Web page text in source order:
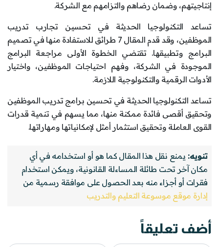
إنتاجيتهم، وضمان رضاهم والتزامهم مع الشركة.
تساعد التكنولوجيا الحديثة في تحسين تجارب تدريب
الموظفين، وقد قدم المقال 7 طرائق للاستفادة منها في تصميم
البرامج وتطبيقها. تقتضي الخطوة الأولى مراجعة البرامج
الموجودة في الشركة، وفهم احتياجات الموظفين، واختيار
الأدوات الرقمية والتكنولوجية اللازمة.
تساعد التكنولوجيا الحديثة في تحسين برامج تدريب الموظفين
وتحقيق أقصى فائدة ممكنة منها، مما يسهم في تنمية قدرات
القوى العاملة وتحقيق استثمار أمثل لإمكانياتها ومهاراتها.
تنويه: يمنع نقل هذا المقال كما هو أو استخدامه في أي
مكان آخر تحت طائلة المساءلة القانونية، ويمكن استخدام
فقرات أو أجزاء منه بعد الحصول على موافقة رسمية من
إدارة موقع موسوعة التعليم والتدريب
أضف تعليقاً